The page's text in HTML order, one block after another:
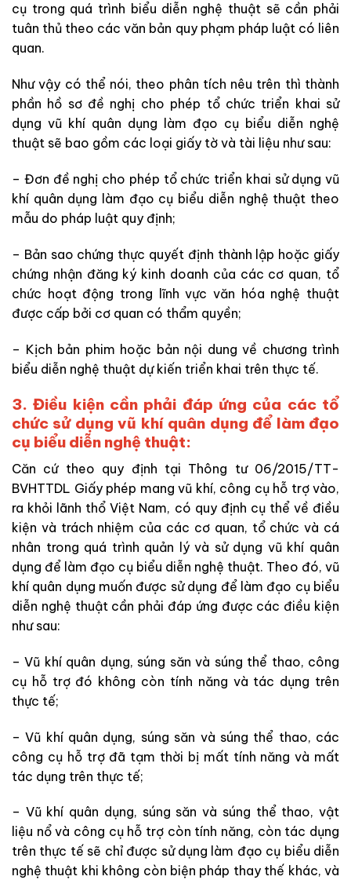
cụ trong quá trình biểu diễn nghệ thuật sẽ cần phải
tuân thủ theo các văn bản quy phạm pháp luật có liên
quan.
Như vậy có thể nói, theo phân tích nêu trên thì thành
phần hồ sơ đề nghị cho phép tổ chức triển khai sử
dụng vũ khí quân dụng làm đạo cụ biểu diễn nghệ
thuật sẽ bao gồm các loại giấy tờ và tài liệu như sau:
– Đơn đề nghị cho phép tổ chức triển khai sử dụng vũ
khí quân dụng làm đạo cụ biểu diễn nghệ thuật theo
mẫu do pháp luật quy định;
– Bản sao chứng thực quyết định thành lập hoặc giấy
chứng nhận đăng ký kinh doanh của các cơ quan, tổ
chức hoạt động trong lĩnh vực văn hóa nghệ thuật
được cấp bởi cơ quan có thẩm quyền;
– Kịch bản phim hoặc bản nội dung về chương trình
biểu diễn nghệ thuật dự kiến triển khai trên thực tế.
3. Điều kiện cần phải đáp ứng của các tổ
chức sử dụng vũ khí quân dụng để làm đạo
cụ biểu diễn nghệ thuật:
Căn cứ theo quy định tại Thông tư 06/2015/TT-
BVHTTDL Giấy phép mang vũ khí, công cụ hỗ trợ vào,
ra khỏi lãnh thổ Việt Nam, có quy định cụ thể về điều
kiện và trách nhiệm của các cơ quan, tổ chức và cá
nhân trong quá trình quản lý và sử dụng vũ khí quân
dụng để làm đạo cụ biểu diễn nghệ thuật. Theo đó, vũ
khí quân dụng muốn được sử dụng để làm đạo cụ biểu
diễn nghệ thuật cần phải đáp ứng được các điều kiện
như sau:
– Vũ khí quân dụng, súng săn và súng thể thao, công
cụ hỗ trợ đó không còn tính năng và tác dụng trên
thực tế;
– Vũ khí quân dụng, súng săn và súng thể thao, các
công cụ hỗ trợ đã tạm thời bị mất tính năng và mất
tác dụng trên thực tế;
– Vũ khí quân dụng, súng săn và súng thể thao, vật
liệu nổ và công cụ hỗ trợ còn tính năng, còn tác dụng
trên thực tế sẽ chỉ được sử dụng làm đạo cụ biểu diễn
nghệ thuật khi không còn biện pháp thay thế khác, và